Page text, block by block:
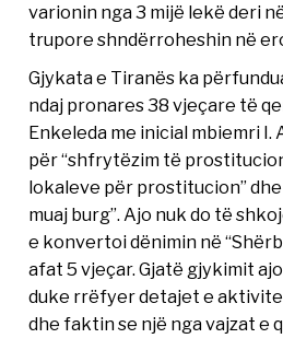
varionin nga 3 mijë lekë deri
trupore shndërroheshin në
Gjykata e Tiranës ka
ndaj pronares 38 vjeçare të
Enkeleda me inicial mbiemri I.
për “shfrytëzim të
lokaleve për prostitucion” dhe
muaj burg”. Ajo nuk do të
e konvertoi dënimin në
afat 5 vjeçar. Gjatë gjykimit
duke rrëfyer detajet e
dhe faktin se një nga vajzat e